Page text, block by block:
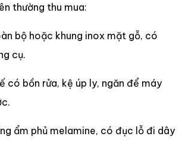
thường thu mua:
bộ hoặc khung inox mặt gỗ, có
cụ.
có bồn rửa, kệ úp ly, ngăn để máy
ẩm phủ melamine, có đục lỗ đi dây